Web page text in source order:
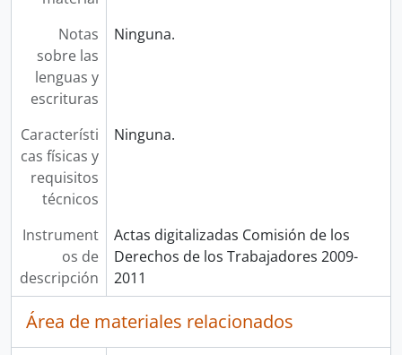
Notas
sobre las
lenguas y
escrituras
Ninguna.
Característi
cas físicas y
requisitos
técnicos
Ninguna.
Instrument
os de
descripción
Actas digitalizadas Comisión de los
Derechos de los Trabajadores 2009-
2011
Área de materiales relacionados